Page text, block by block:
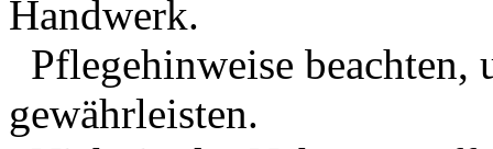
Handwerk.
Pflegehinweise
gewährleisten.